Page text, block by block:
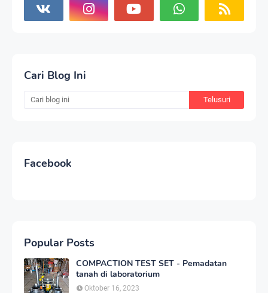
Cari Blog Ini
Facebook
Popular Posts
COMPACTION TEST SET - Pemadatan
tanah di laboratorium
Oktober 16, 2023